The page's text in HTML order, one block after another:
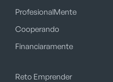
ProfesionalMente
Cooperando
Financiaramente
Reto Emprender